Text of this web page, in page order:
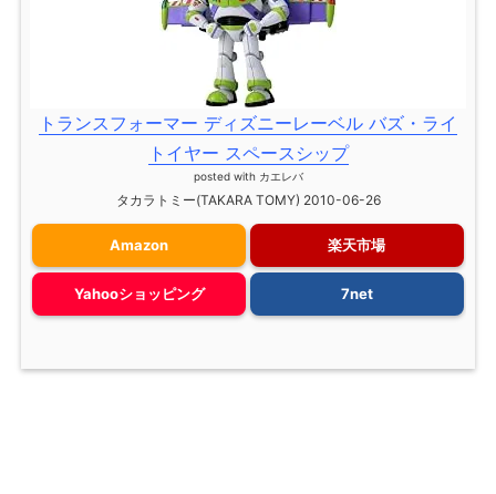
トランスフォーマー ディズニーレーベル バズ・ライ
トイヤー スペースシップ
posted with カエレバ
タカラトミー(TAKARA TOMY) 2010-06-26
Amazon 楽天市場
Yahooショッピング 7net